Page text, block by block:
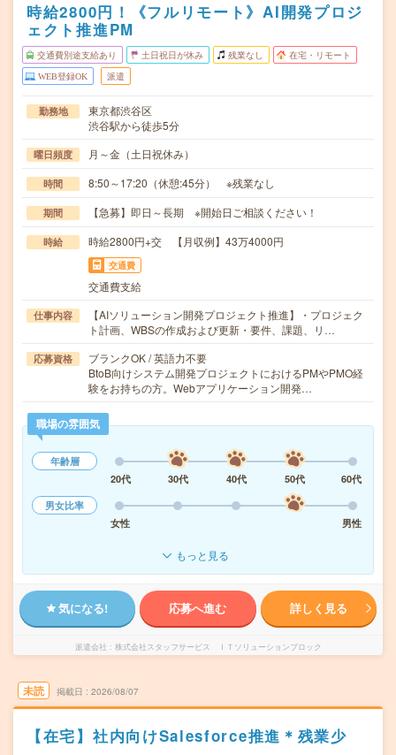
時給2800円！《フルリモート》AI開発プロジ
ェクト推進PM
交通費別途支給あり 土日祝日が休み 残業なし 在宅・リモート
WEB登録OK 派遣
勤務地
東京都渋谷区
渋谷駅から徒歩5分
曜日頻度 月～金（土日祝休み）
時間 8:50～17:20（休憩:45分） ※残業なし
期間 【急募】即日～長期 ※開始日ご相談ください！
時給 時給2800円+交 【月収例】43万4000円
交通費
交通費支給
仕事内容
【AIソリューション開発プロジェクト推進】・プロジェク
ト計画、WBSの作成および更新・要件、課題、リ…
応募資格
ブランクOK / 英語力不要
BtoB向けシステム開発プロジェクトにおけるPMやPMO経
験をお持ちの方。Webアプリケーション開発…
職場の雰囲気
年齢層
20代
30代 40代 50代
60代
男女比率
女性
男性
もっと見る
気になる! 応募へ進む 詳しく見る
派遣会社 株式会社スタッフサービス ＩＴソリューションブロック
未読 掲載日 2026/08/07
【在宅】社内向けSalesforce推進＊残業少